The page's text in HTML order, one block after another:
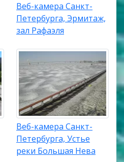
Веб-камера Санкт-
Петербурга, Эрмитаж,
зал Рафаэля
Веб-камера Санкт-
Петербурга, Устье
реки Большая Нева